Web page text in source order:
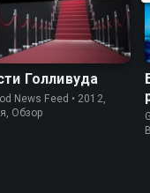
Голливуда
News Feed • 2012,
Обзор